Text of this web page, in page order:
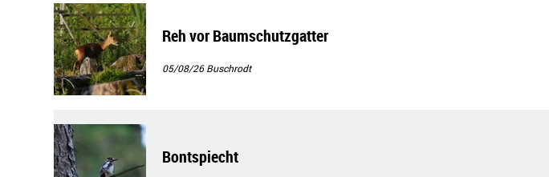
Reh vor Baumschutzgatter
05/08/26Buschrodt
Bontspiecht